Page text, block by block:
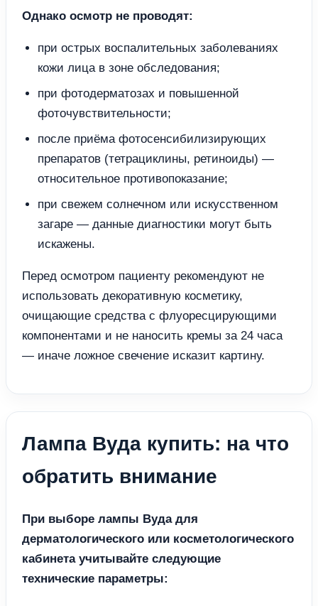
Однако осмотр не проводят:
при острых воспалительных заболеваниях
кожи лица в зоне обследования;
при фотодерматозах и повышенной
фоточувствительности;
после приёма фотосенсибилизирующих
препаратов (тетрациклины, ретиноиды) —
относительное противопоказание;
при свежем солнечном или искусственном
загаре — данные диагностики могут быть
искажены.
Перед осмотром пациенту рекомендуют не
использовать декоративную косметику,
очищающие средства с флуоресцирующими
компонентами и не наносить кремы за 24 часа
— иначе ложное свечение исказит картину.
Лампа Вуда купить: на что
обратить внимание
При выборе лампы Вуда для
дерматологического или косметологического
кабинета учитывайте следующие
технические параметры: